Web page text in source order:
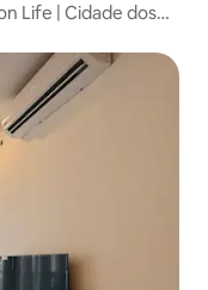
Life | Cidade dos